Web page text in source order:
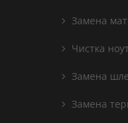
Замена
Чистка
Замена
Замена